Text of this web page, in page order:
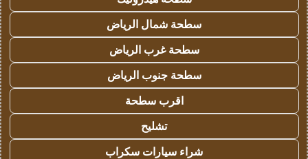
سطحة شمال الرياض
سطحة غرب الرياض
سطحة جنوب الرياض
اقرب سطحة
تشليح
شراء سيارات سكراب